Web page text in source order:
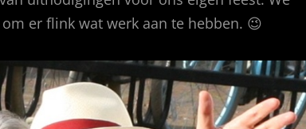
er flink wat werk aan te hebben. 😉